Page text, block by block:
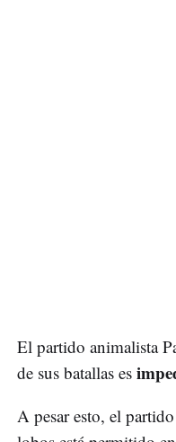
El partido animalista
de sus batallas es
A pesar esto, el